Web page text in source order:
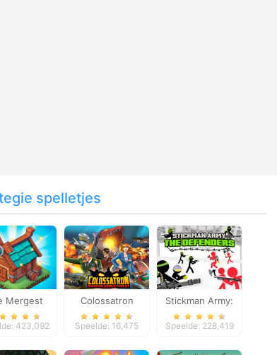
spelletjes
Mergest
Kingdom
423,092
Colossatron
Speelde: 16,475
Stickman Army:
The Defenders
Speelde: 228,419